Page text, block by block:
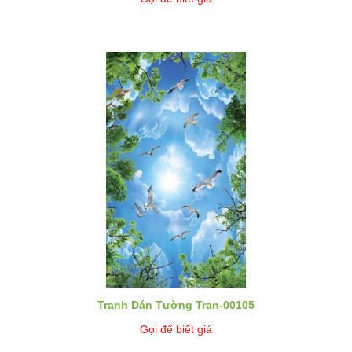
Tranh Dán Tường Tran-00105
Gọi để biết giá